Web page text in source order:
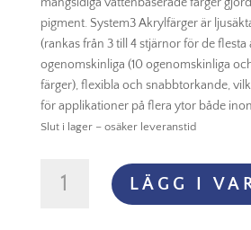
mångsidiga vattenbaserade färger
pigment. System3 Akrylfärger är
(rankas från 3 till 4 stjärnor för de flesta
ogenomskinliga (10 ogenomskinliga
färger), flexibla och snabbtorkande,
för applikationer på flera ytor både
Slut i lager – osäker leveranstid
Acrylic
LÄGG I